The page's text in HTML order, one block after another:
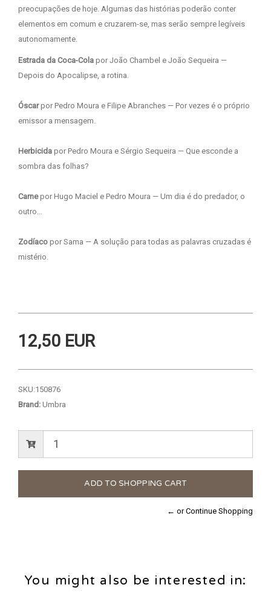
preocupações de hoje. Algumas das histórias poderão conter
elementos em comum e cruzarem-se, mas serão sempre legíveis
autonomamente.
Estrada da Coca-Cola por João Chambel e João Sequeira —
Depois do Apocalipse, a rotina.
Óscarpor Pedro Moura e Filipe Abranches — Por vezes é o próprio
emissor a mensagem.
Herbicida por Pedro Moura e Sérgio Sequeira — Que esconde a
sombra das folhas?
Carnepor Hugo Maciel e Pedro Moura — Um dia é do predador, o
outro…
Zodíaco por Sama — A solução para todas as palavras cruzadas é
mistério.
12,50 EUR
SKU:150876
Brand: Umbra
← or Continue Shopping
You might also be interested in: